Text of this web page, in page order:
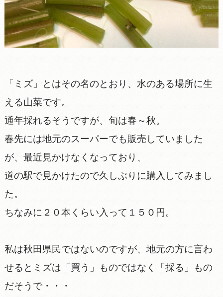
「ミズ」とはその名のとおり、水のある場所に生
える山菜です。
通年採れるそうですが、旬は春～秋。
春先には地元のスーパーでも販売していました
が、最近見かけなくなっており、
道の駅で見かけたので久しぶりに購入してみまし
た。
ちなみに２０本くらい入って１５０円。
私は秋田県民ではないのですが、地元の方に言わ
せるとミズは「買う」ものではなく「採る」もの
だそうで・・・